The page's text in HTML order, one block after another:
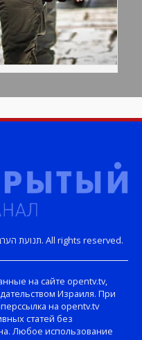
Copyright © Открытый телеканал. תנועת הערבות. All rights reserved.
на сайте opentv.tv,
Израиля. При
на opentv.tv
статей без
Любое использование